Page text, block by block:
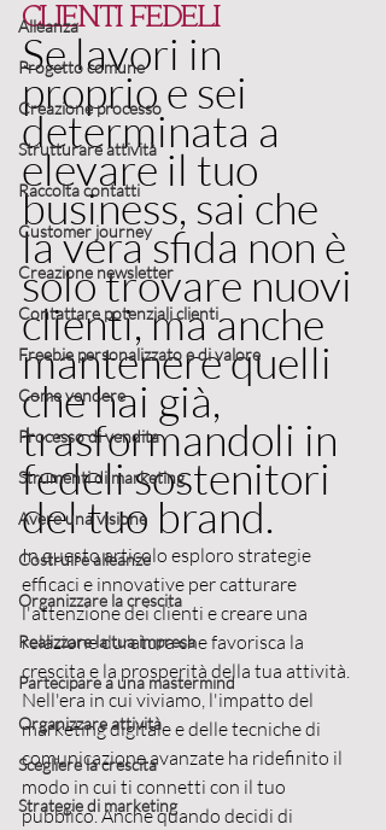
Alleanza
Progetto comune
Creazione processo
Strutturare attività
Raccolta contatti
Customer journey
Creazione newsletter
Contattare potenziali clienti
Freebie personalizzato e di valore
Come vendere
Processo di vendita
Strumenti di marketing
Avere una visione
Costruire alleanze
Organizzare la crescita
Realizzare la tua impresa
Partecipare a una mastermind
Organizzare attività
Scegliere la crescita
Strategie di marketing
clienti fedeli
Se lavori in
proprio e sei
determinata a
elevare il tuo
business, sai che
la vera sfida non è
solo trovare nuovi
clienti, ma anche
mantenere quelli
che hai già,
trasformandoli in
fedeli sostenitori
del tuo brand.
In questo articolo esploro strategie
efficaci e innovative per catturare
l'attenzione dei clienti e creare una
relazione duratura che favorisca la
crescita e la prosperità della tua attività.
Nell'era in cui viviamo, l'impatto del
marketing digitale e delle tecniche di
comunicazione avanzate ha ridefinito il
modo in cui ti connetti con il tuo
pubblico. Anche quando decidi di